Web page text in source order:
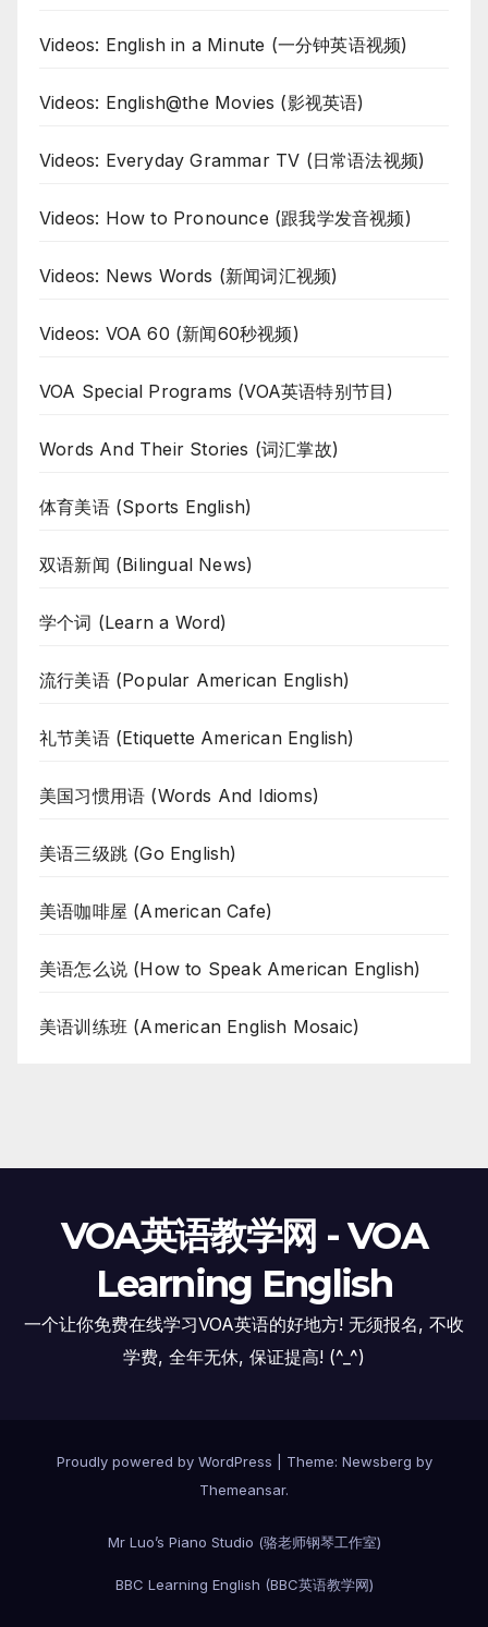
Videos: English in a Minute (一分钟英语视频)
Videos: English@the Movies (影视英语)
Videos: Everyday Grammar TV (日常语法视频)
Videos: How to Pronounce (跟我学发音视频)
Videos: News Words (新闻词汇视频)
Videos: VOA 60 (新闻60秒视频)
VOA Special Programs (VOA英语特别节目)
Words And Their Stories (词汇掌故)
体育美语 (Sports English)
双语新闻 (Bilingual News)
学个词 (Learn a Word)
流行美语 (Popular American English)
礼节美语 (Etiquette American English)
美国习惯用语 (Words And Idioms)
美语三级跳 (Go English)
美语咖啡屋 (American Cafe)
美语怎么说 (How to Speak American English)
美语训练班 (American English Mosaic)
VOA英语教学网 - VOA
Learning English
一个让你免费在线学习VOA英语的好地方! 无须报名, 不收
学费, 全年无休, 保证提高! (^_^)
Proudly powered by WordPress Theme: Newsberg by
Themeansar.
Mr Luo’s Piano Studio (骆老师钢琴工作室)
BBC Learning English (BBC英语教学网)